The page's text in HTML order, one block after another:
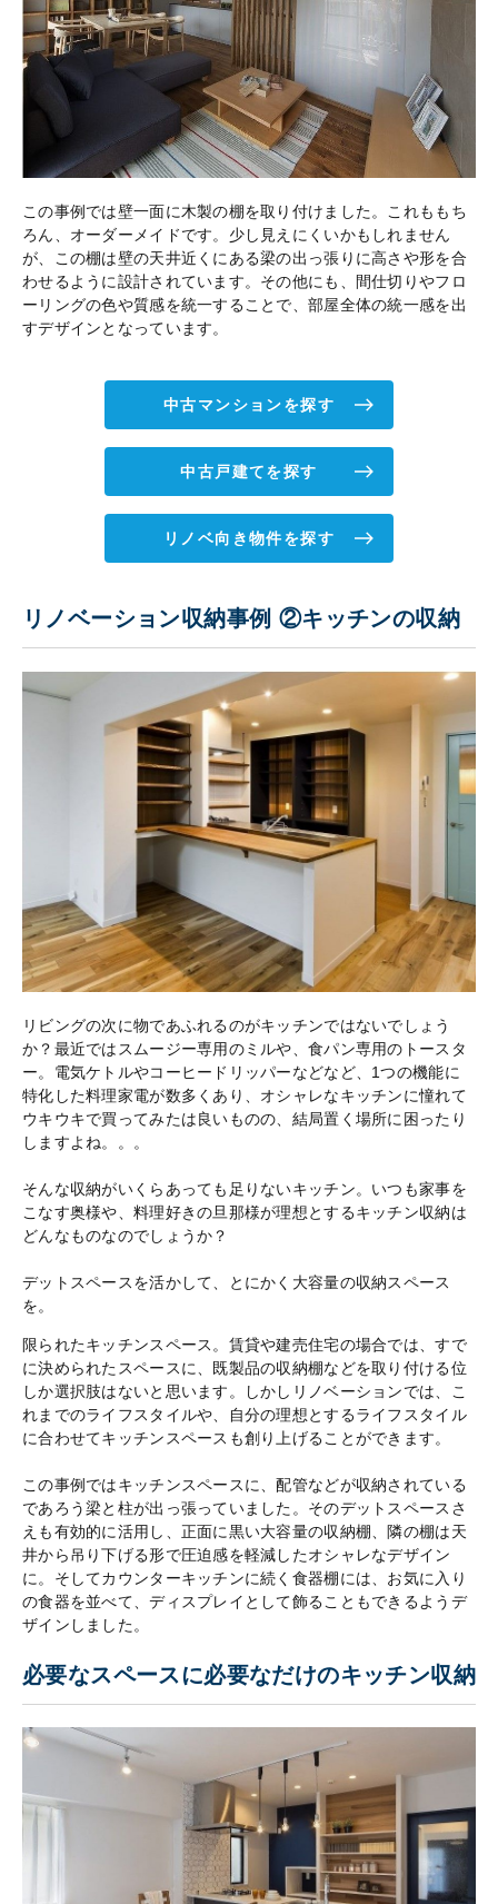
この事例では壁一面に木製の棚を取り付けました。これももち
ろん、オーダーメイドです。少し見えにくいかもしれません
が、この棚は壁の天井近くにある梁の出っ張りに高さや形を合
わせるように設計されています。その他にも、間仕切りやフロ
ーリングの色や質感を統一することで、部屋全体の統一感を出
すデザインとなっています。
中古マンションを探す
中古戸建てを探す
リノベ向き物件を探す
リノベーション収納事例 ②キッチンの収納
リビングの次に物であふれるのがキッチンではないでしょう
か？最近ではスムージー専用のミルや、食パン専用のトースタ
ー。電気ケトルやコーヒードリッパーなどなど、1つの機能に
特化した料理家電が数多くあり、オシャレなキッチンに憧れて
ウキウキで買ってみたは良いものの、結局置く場所に困ったり
しますよね。。。
そんな収納がいくらあっても足りないキッチン。いつも家事を
こなす奥様や、料理好きの旦那様が理想とするキッチン収納は
どんなものなのでしょうか？
デットスペースを活かして、とにかく大容量の収納スペース
を。
限られたキッチンスペース。賃貸や建売住宅の場合では、すで
に決められたスペースに、既製品の収納棚などを取り付ける位
しか選択肢はないと思います。しかしリノベーションでは、こ
れまでのライフスタイルや、自分の理想とするライフスタイル
に合わせてキッチンスペースも創り上げることができます。
この事例ではキッチンスペースに、配管などが収納されている
であろう梁と柱が出っ張っていました。そのデットスペースさ
えも有効的に活用し、正面に黒い大容量の収納棚、隣の棚は天
井から吊り下げる形で圧迫感を軽減したオシャレなデザイン
に。そしてカウンターキッチンに続く食器棚には、お気に入り
の食器を並べて、ディスプレイとして飾ることもできるようデ
ザインしました。
​必要なスペースに必要なだけのキッチン収納